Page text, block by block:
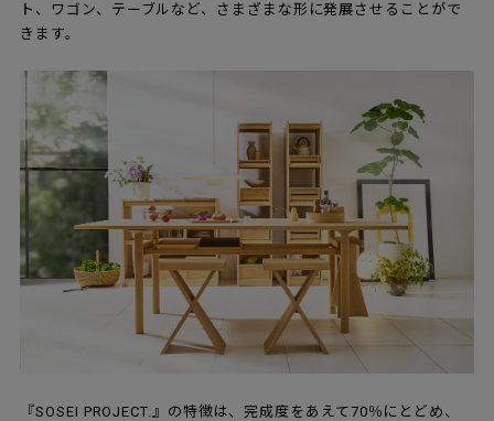
ト、ワゴン、テーブルなど、さまざまな形に発展させることがで
きます。
『SOSEI PROJECT.』の特徴は、完成度をあえて70％にとどめ、